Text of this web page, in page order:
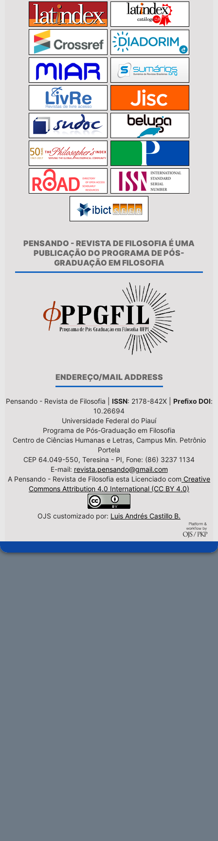
PENSANDO - REVISTA DE FILOSOFIA É UMA
PUBLICAÇÃO DO PROGRAMA DE PÓS-
GRADUAÇÃO EM FILOSOFIA
ENDEREÇO/MAIL ADDRESS
Pensando - Revista de Filosofia | ISSN: 2178-842X | Prefixo DOI:
10.26694
Universidade Federal do Piauí
Programa de Pós-Graduação em Filosofia
Centro de Ciências Humanas e Letras, Campus Min. Petrônio
Portela
CEP 64.049-550, Teresina - PI, Fone: (86) 3237 1134
E-mail: revista.pensando@gmail.com
A Pensando - Revista de Filosofia esta Licenciado com Creative
Commons Attribution 4.0 International (CC BY 4.0)
OJS customizado por: Luis Andrés Castillo B.